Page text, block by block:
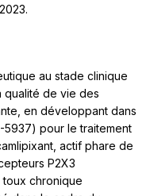
au stade clinique
qualité de vie des
en développant dans
5937) pour le traitement
actif phare de
P2X3
chronique